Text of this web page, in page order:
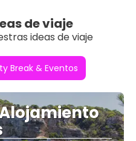
de viaje
ideas de viaje
Break & Eventos